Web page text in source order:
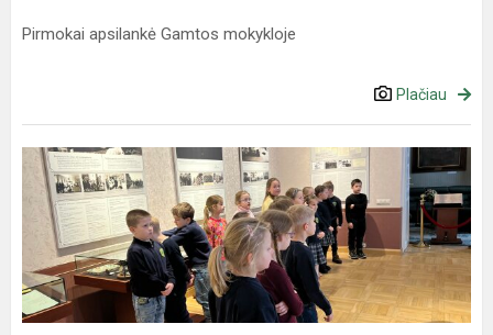
Pirmokai apsilankė Gamtos mokykloje
Plačiau
Pirmokai
edukacijoje
,,Jaunojo
piliečio
pamoka"